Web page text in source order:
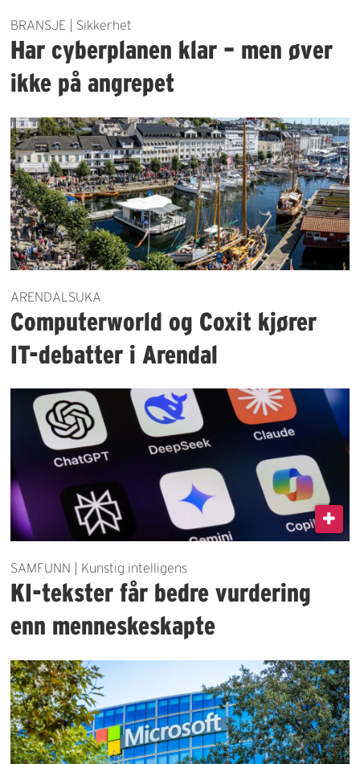
BRANSJE | Sikkerhet
Har cyberplanen klar – men øver
ikke på angrepet
ARENDALSUKA
Computerworld og Coxit kjører
IT-debatter i Arendal
SAMFUNN | Kunstig intelligens
KI-tekster får bedre vurdering
enn menneskeskapte